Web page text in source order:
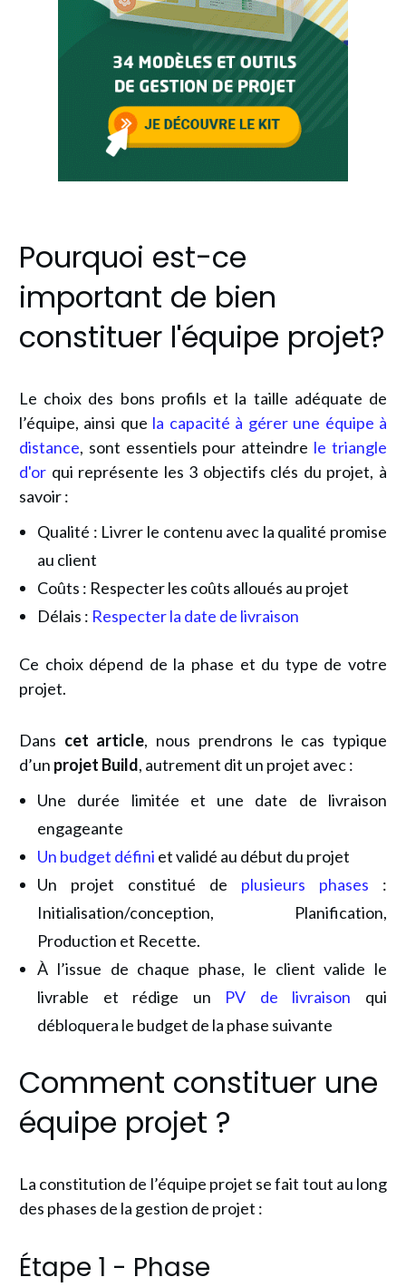
Pourquoi est-ce
important de bien
constituer l'équipe projet?
Le choix des bons profils et la taille adéquate de
l’équipe, ainsi que la capacité à gérer une équipe à
distance, sont essentiels pour atteindre le triangle
d'or qui représente les 3 objectifs clés du projet, à
savoir :
Qualité : Livrer le contenu avec la qualité promise
au client
Coûts : Respecter les coûts alloués au projet
Délais : Respecter la date de livraison
Ce choix dépend de la phase et du type de votre
projet.
Dans cet article, nous prendrons le cas typique
d’un projet Build, autrement dit un projet avec :
Une durée limitée et une date de livraison
engageante
Un budget défini et validé au début du projet
Un projet constitué de plusieurs phases :
Initialisation/conception, Planification,
Production et Recette.
À l’issue de chaque phase, le client valide le
livrable et rédige un PV de livraison qui
débloquera le budget de la phase suivante
Comment constituer une
équipe projet ?
La constitution de l’équipe projet se fait tout au long
des phases de la gestion de projet :
Étape 1 - Phase